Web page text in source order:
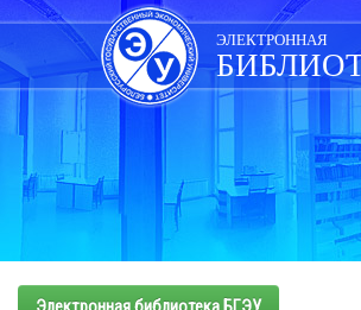
Skip
navigation
ЭЛЕКТРОННАЯ